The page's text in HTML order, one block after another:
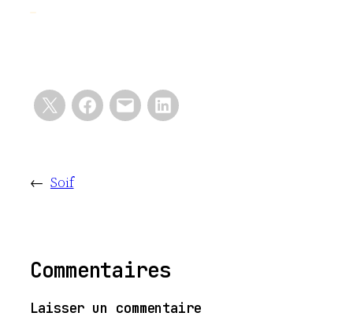
← Soif
Commentaires
Laisser un commentaire